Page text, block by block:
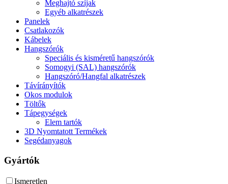
Meghajtó szíjak
Egyéb alkatrészek
Panelek
Csatlakozók
Kábelek
Hangszórók
Speciális és kisméretű hangszórók
Somogyi (SAL) hangszórók
Hangszóró/Hangfal alkatrészek
Távírányítók
Okos modulok
Töltők
Tápegységek
Elem tartók
3D Nyomtatott Termékek
Segédanyagok
Gyártók
Ismeretlen